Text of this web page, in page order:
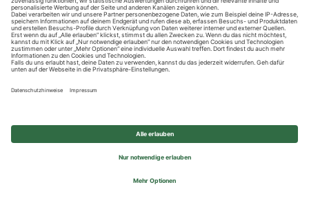
Impressum
Privatsphäre-Einstellungen
© 2026 REWE Group - All rights reserved